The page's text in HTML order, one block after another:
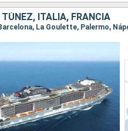
ITALIA, FRANCIA
La Goulette, Palermo,